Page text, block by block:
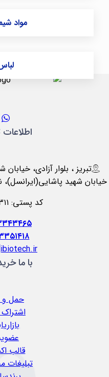
مواد
تبریز ، بلوار آزادی،
خیابان شهید پاشایی(ایرانسل)، نبش
کد پستی: ۵۱۶۵۷۳۱۳۱۱
با ما
حمل و
قالب
تبلیغات